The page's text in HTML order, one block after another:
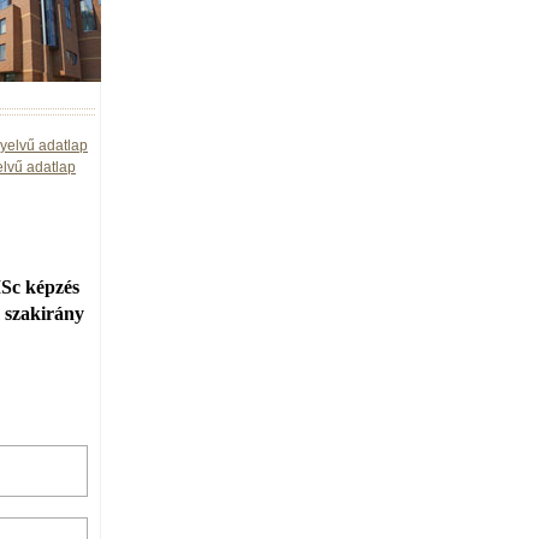
adatlap
adatlap
képzés
szakirány